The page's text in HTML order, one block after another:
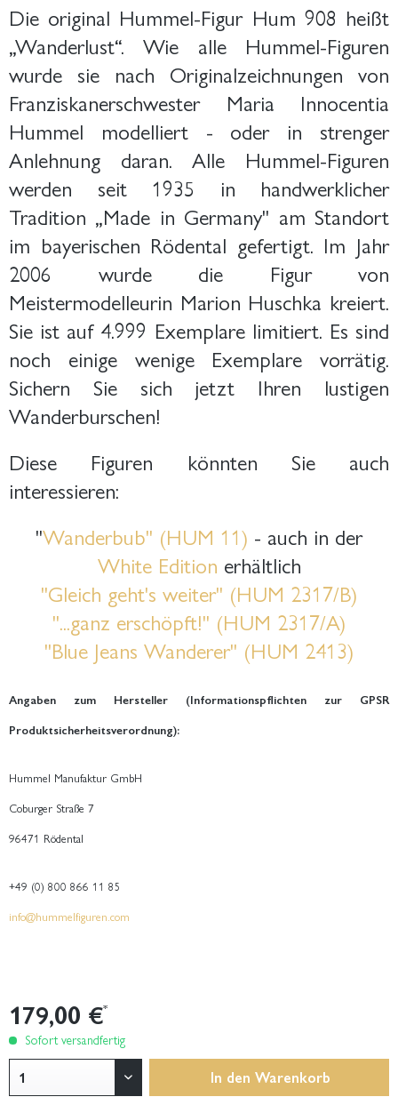
Die original Hummel-Figur Hum 908 heißt
„Wanderlust“. Wie alle Hummel-Figuren
wurde sie nach Originalzeichnungen von
Franziskanerschwester Maria Innocentia
Hummel modelliert - oder in strenger
Anlehnung daran. Alle Hummel-Figuren
werden seit 1935 in handwerklicher
Tradition „Made in Germany" am Standort
im bayerischen Rödental gefertigt. Im Jahr
2006 wurde die Figur von
Meistermodelleurin Marion Huschka kreiert.
Sie ist auf 4.999 Exemplare limitiert. Es sind
noch einige wenige Exemplare vorrätig.
Sichern Sie sich jetzt Ihren lustigen
Wanderburschen!
Diese Figuren könnten Sie auch
interessieren:
"Wanderbub" (HUM 11) - auch in der
White Edition erhältlich
"Gleich geht's weiter" (HUM 2317/B)
"...ganz erschöpft!" (HUM 2317/A)
"Blue Jeans Wanderer" (HUM 2413)
Angaben zum Hersteller (Informationspflichten zur GPSR
Produktsicherheitsverordnung):
Hummel Manufaktur GmbH
Coburger Straße 7
96471 Rödental
+49 (0) 800 866 11 85
info@hummelfiguren.com
179,00 €*
Sofort versandfertig
In den Warenkorb